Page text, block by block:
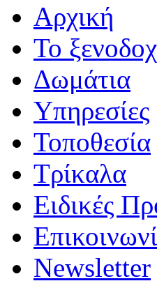
Αρχική
Το
Δωμάτια
Υπηρεσίες
Τοποθεσία
Τρίκαλα
Ειδικές
Newsletter